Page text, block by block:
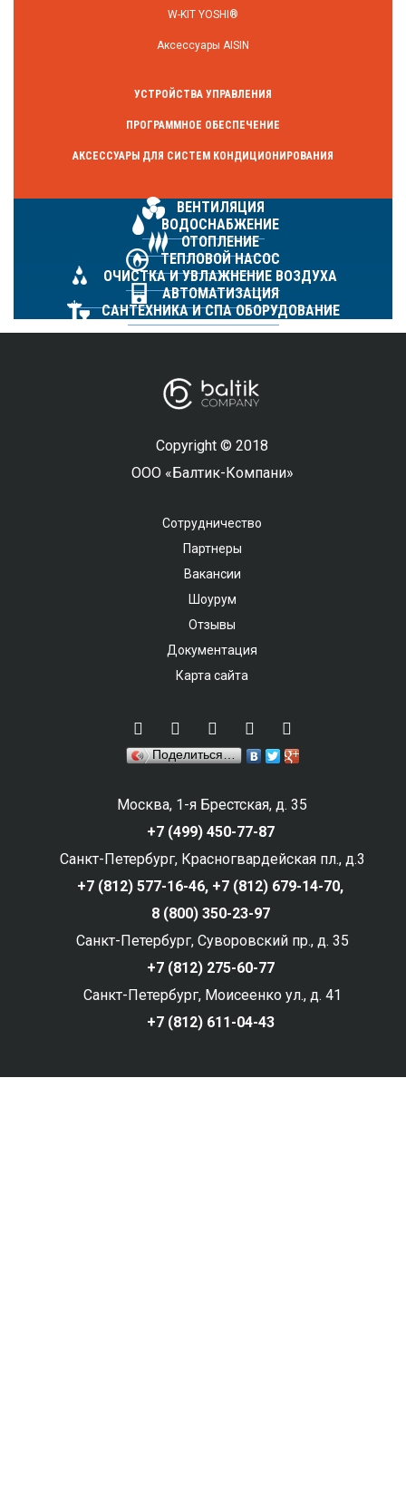
W-KIT YOSHI®
Аксессуары AISIN
УСТРОЙСТВА УПРАВЛЕНИЯ
ПРОГРАММНОЕ ОБЕСПЕЧЕНИЕ
АКСЕССУАРЫ ДЛЯ СИСТЕМ КОНДИЦИОНИРОВАНИЯ
ВЕНТИЛЯЦИЯ
ВОДОСНАБЖЕНИЕ
ОТОПЛЕНИЕ
ТЕПЛОВОЙ НАСОС
ОЧИСТКА И УВЛАЖНЕНИЕ ВОЗДУХА
АВТОМАТИЗАЦИЯ
САНТЕХНИКА И СПА ОБОРУДОВАНИЕ
Copyright © 2018
ООО «Балтик-Компани»
Сотрудничество
Партнеры
Вакансии
Шоурум
Отзывы
Документация
Карта сайта
Поделиться…
Москва, 1-я Брестская, д. 35
+7 (499) 450-77-87
Санкт-Петербург, Красногвардейская пл., д.3
+7 (812) 577-16-46, +7 (812) 679-14-70,
8 (800) 350-23-97
Санкт-Петербург, Суворовский пр., д. 35
+7 (812) 275-60-77
Санкт-Петербург, Моисеенко ул., д. 41
+7 (812) 611-04-43